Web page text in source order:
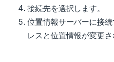
接続先を選択します。
位置情報サーバーに接
レスと位置情報が変更さ